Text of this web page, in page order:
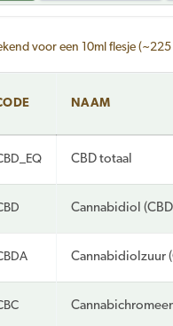
voor een 10ml flesje
NAAM
CBD totaal
Cannabidiol
Cannabidiolzuur